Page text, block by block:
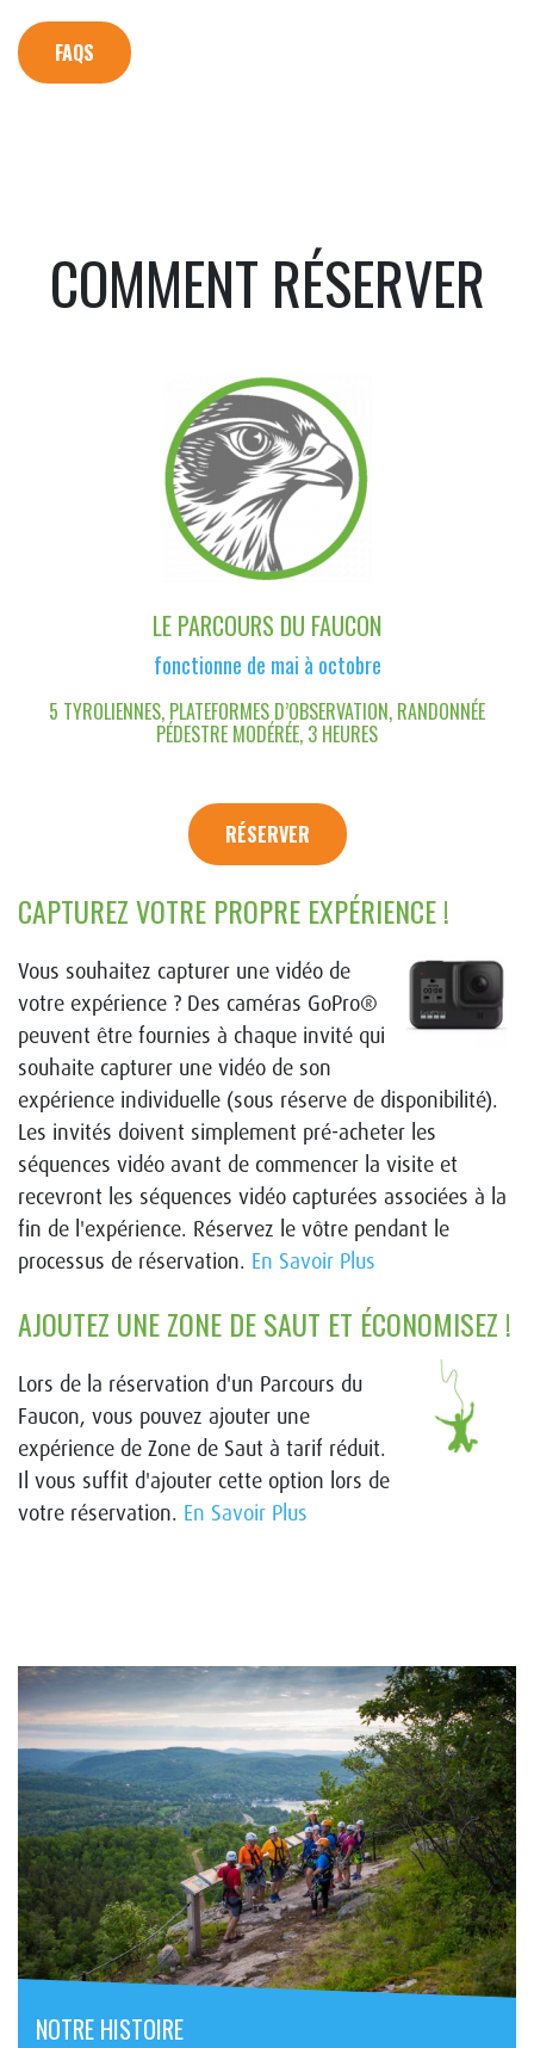
FAQS
COMMENT RÉSERVER
LE PARCOURS DU FAUCON
fonctionne de mai à octobre
5 TYROLIENNES, PLATEFORMES D’OBSERVATION, RANDONNÉE
PÉDESTRE MODÉRÉE, 3 HEURES
RÉSERVER
CAPTUREZ VOTRE PROPRE EXPÉRIENCE !
Vous souhaitez capturer une vidéo de
votre expérience ? Des caméras GoPro®
peuvent être fournies à chaque invité qui
souhaite capturer une vidéo de son
expérience individuelle (sous réserve de disponibilité).
Les invités doivent simplement pré-acheter les
séquences vidéo avant de commencer la visite et
recevront les séquences vidéo capturées associées à la
fin de l'expérience. Réservez le vôtre pendant le
processus de réservation. En Savoir Plus
AJOUTEZ UNE ZONE DE SAUT ET ÉCONOMISEZ !
Lors de la réservation d'un Parcours du
Faucon, vous pouvez ajouter une
expérience de Zone de Saut à tarif réduit.
Il vous suffit d'ajouter cette option lors de
votre réservation. En Savoir Plus
NOTRE HISTOIRE